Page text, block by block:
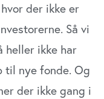
der ikke er
Så vi
heller ikke har
til nye fonde. Og
der ikke gang i